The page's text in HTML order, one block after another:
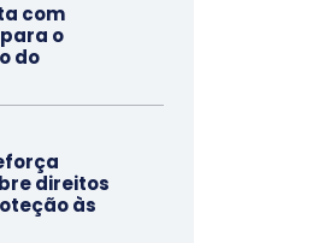
com
o
do
direitos
às